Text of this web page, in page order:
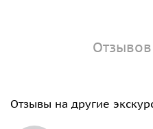
Отзывы на другие